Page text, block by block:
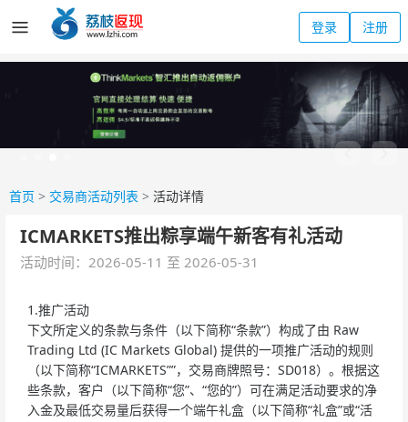
登录 注册
首页 > 交易商活动列表 > 活动详情
ICMARKETS推出粽享端午新客有礼活动
活动时间：2026-05-11 至 2026-05-31
1.推广活动
下文所定义的条款与条件（以下简称“条款”）构成了由 Raw
Trading Ltd (IC Markets Global) 提供的一项推广活动的规则
（以下简称“ICMARKETS””，交易商牌照号：SD018）。根据这
些条款，客户（以下简称“您”、“您的”）可在满足活动要求的净
入金及最低交易量后获得一个端午礼盒（以下简称“礼盒”或“活